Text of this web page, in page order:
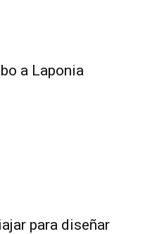
a Laponia
para diseñar